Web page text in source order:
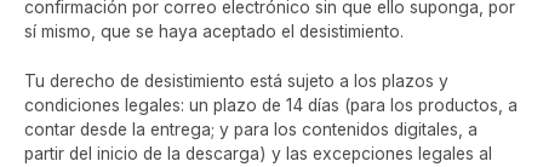
confirmación por correo electrónico sin que ello suponga, por
sí mismo, que se haya aceptado el desistimiento.
Tu derecho de desistimiento está sujeto a los plazos y
condiciones legales: un plazo de 14 días (para los productos, a
contar desde la entrega; y para los contenidos digitales, a
partir del inicio de la descarga) y las excepciones legales al